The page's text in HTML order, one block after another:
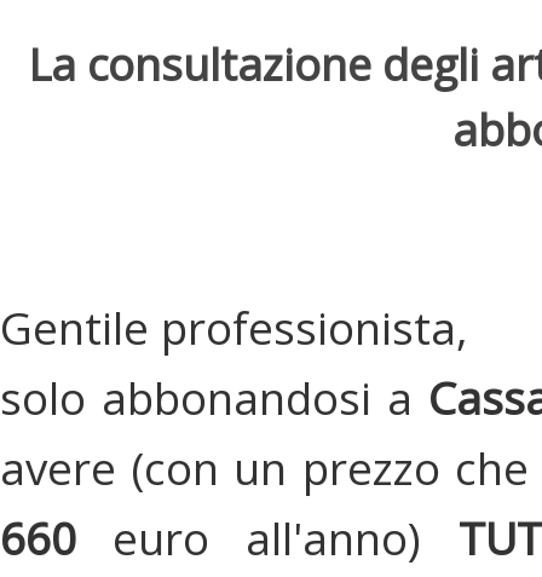
La consultazione degli
Gentile professionista,
solo abbonandosi a
avere (con un prezzo
660 euro all'anno)